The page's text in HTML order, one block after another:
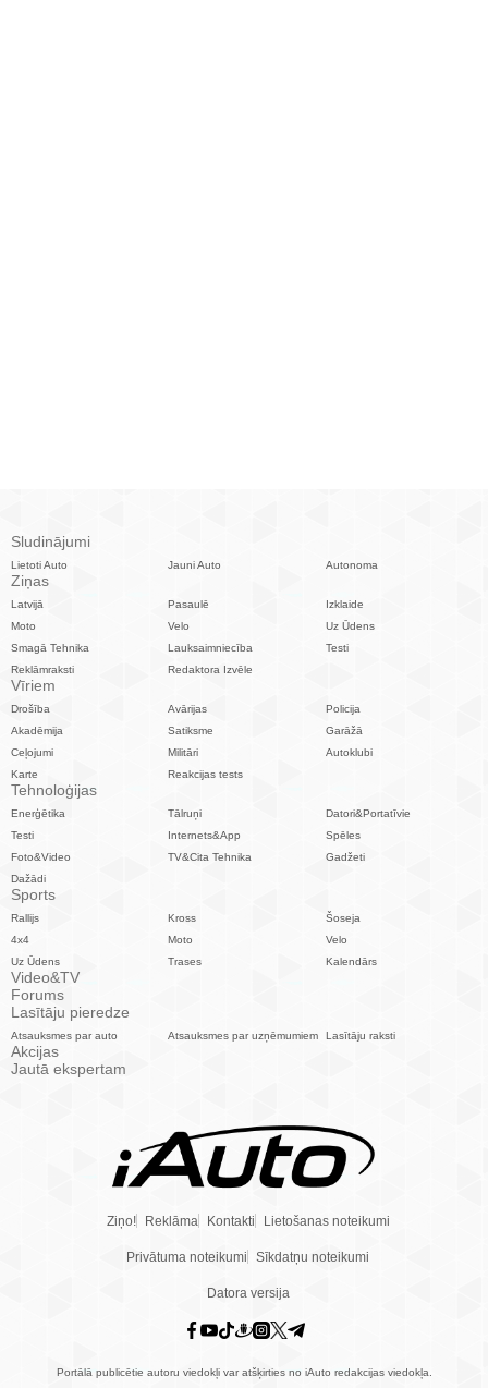
Sludinājumi
Lietoti Auto Jauni Auto Autonoma
Ziņas
Latvijā Pasaulē
Izklaide
Moto
Velo
Uz Ūdens
Smagā Tehnika
Lauksaimniecība
Testi
Reklāmraksti
Redaktora Izvēle
Vīriem
Drošība Avārijas
Policija
Akadēmija
Satiksme
Garāžā
Ceļojumi
Militāri
Autoklubi
Karte
Reakcijas tests
Tehnoloģijas
Enerģētika Tālruņi
Datori&Portatīvie
Testi
Internets&App
Spēles
Foto&Video
TV&Cita Tehnika
Gadžeti
Dažādi
Sports
Rallijs Kross
Šoseja
4x4
Moto
Velo
Uz Ūdens
Trases Kalendārs
Video&TV
Forums
Lasītāju pieredze
Atsauksmes par auto Atsauksmes par uzņēmumiem Lasītāju raksti
Akcijas
Jautā ekspertam
Ziņo! Reklāma Kontakti Lietošanas noteikumi
Privātuma noteikumi Sīkdatņu noteikumi
Datora versija
Portālā publicētie autoru viedokļi var atšķirties no iAuto redakcijas viedokļa.